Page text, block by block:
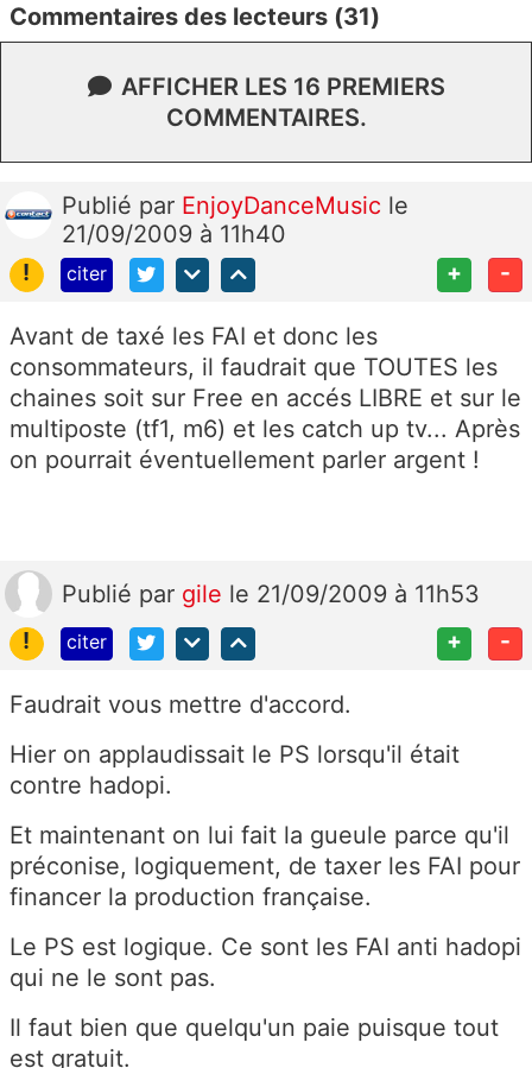
Commentaires des lecteurs (31)
AFFICHER LES 16 PREMIERS
COMMENTAIRES.
Publié par EnjoyDanceMusic le
21/09/2009 à 11h40
!
citer + -
Avant de taxé les FAI et donc les
consommateurs, il faudrait que TOUTES les
chaines soit sur Free en accés LIBRE et sur le
multiposte (tf1, m6) et les catch up tv... Après
on pourrait éventuellement parler argent !
Publié par gile le 21/09/2009 à 11h53
!
citer + -
Faudrait vous mettre d'accord.
Hier on applaudissait le PS lorsqu'il était
contre hadopi.
Et maintenant on lui fait la gueule parce qu'il
préconise, logiquement, de taxer les FAI pour
financer la production française.
Le PS est logique. Ce sont les FAI anti hadopi
qui ne le sont pas.
Il faut bien que quelqu'un paie puisque tout
est gratuit.